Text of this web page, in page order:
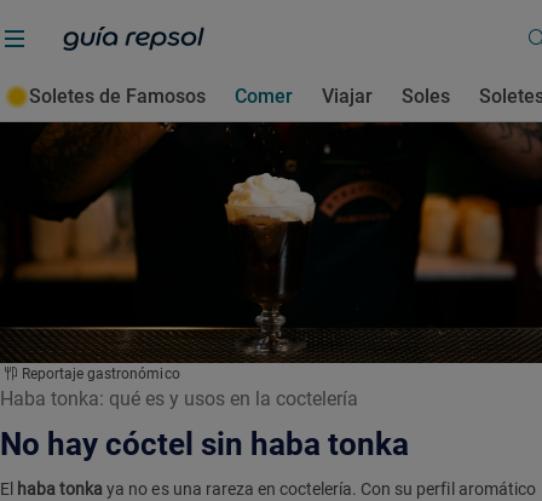
Soletes de Famosos Comer Viajar Soles
Reportaje gastronómico
Haba tonka: qué es y usos en la coctelería
No hay cóctel sin haba tonka
El haba tonka ya no es una rareza en coctelería. Con su perfil aromático